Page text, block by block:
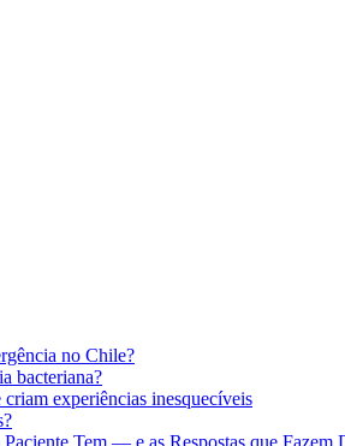
no Chile?
bacteriana?
experiências inesquecíveis
Tem — e as Respostas que Fazem